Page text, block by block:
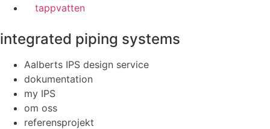
tappvatten
integrated piping systems
Aalberts IPS design service
dokumentation
my IPS
om oss
referensprojekt